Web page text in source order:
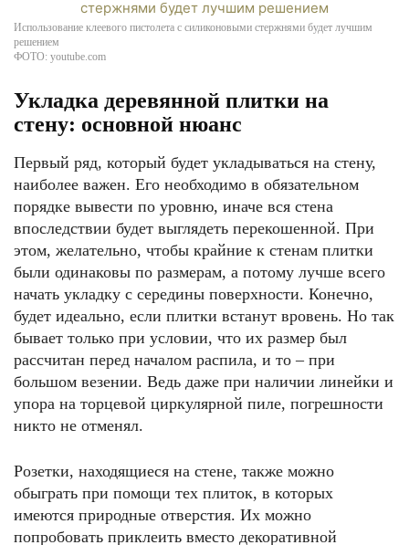
Использование клеевого пистолета с силиконовыми стержнями будет лучшим
решением
ФОТО: youtube.com
Укладка деревянной плитки на
стену: основной нюанс
Первый ряд, который будет укладываться на стену,
наиболее важен. Его необходимо в обязательном
порядке вывести по уровню, иначе вся стена
впоследствии будет выглядеть перекошенной. При
этом, желательно, чтобы крайние к стенам плитки
были одинаковы по размерам, а потому лучше всего
начать укладку с середины поверхности. Конечно,
будет идеально, если плитки встанут вровень. Но так
бывает только при условии, что их размер был
рассчитан перед началом распила, и то – при
большом везении. Ведь даже при наличии линейки и
упора на торцевой циркулярной пиле, погрешности
никто не отменял.
Розетки, находящиеся на стене, также можно
обыграть при помощи тех плиток, в которых
имеются природные отверстия. Их можно
попробовать приклеить вместо декоративной